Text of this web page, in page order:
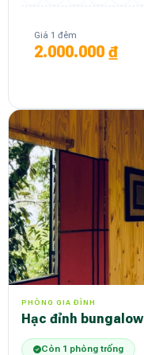
Giá 1 đêm
2.000.000 ₫
PHÒNG GIA ĐÌNH
Hạc đỉnh bungalow
Còn 1 phòng trống